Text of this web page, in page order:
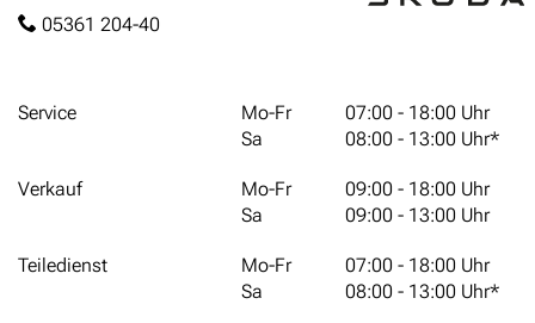
05361 204-40
Service Mo-Fr
07:00 - 18:00 Uhr
Sa
08:00 - 13:00 Uhr*
Verkauf Mo-Fr
09:00 - 18:00 Uhr
Sa
09:00 - 13:00 Uhr
Teiledienst Mo-Fr
07:00 - 18:00 Uhr
Sa
08:00 - 13:00 Uhr*